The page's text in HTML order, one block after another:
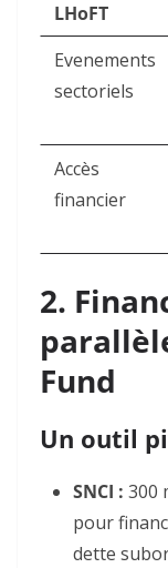
LHoFT
Evenements
sectoriels
Accès
financier
2.
Fund
Un outil
SNCI : 300
pour
dette